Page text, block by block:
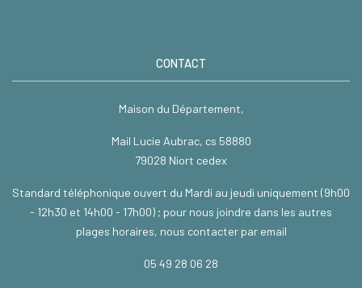
CONTACT
Maison du Département,
Mail Lucie Aubrac, cs 58880
79028 Niort cedex
Standard téléphonique ouvert du Mardi au jeudi uniquement (9h00
- 12h30 et 14h00 - 17h00) ; pour nous joindre dans les autres
plages horaires, nous contacter par email
05 49 28 06 28